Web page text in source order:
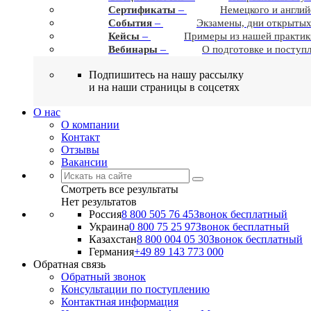
Сертификаты –
Немецкого и
События –
Экзамены, дни
Кейсы –
Примеры из нашей
Вебинары – О подготовке и
Подпишитесь на нашу рассылку
и на наши страницы в соцсетях
О нас
О компании
Контакт
Отзывы
Вакансии
Смотреть все результаты
Нет результатов
Россия8 800 505 76 45Звонок бесплатный
Украина0 800 75 25 97Звонок бесплатный
Казахстан8 800 004 05 30Звонок бесплатный
Германия+49 89 143 773 000
Обратная связь
Обратный звонок
Консультации по поступлению
Контактная информация